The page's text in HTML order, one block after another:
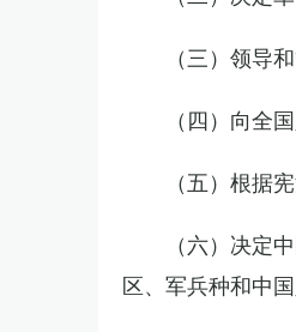
（三）领导
（四）向全
（五）根据
（六）决定
区、军兵种和中